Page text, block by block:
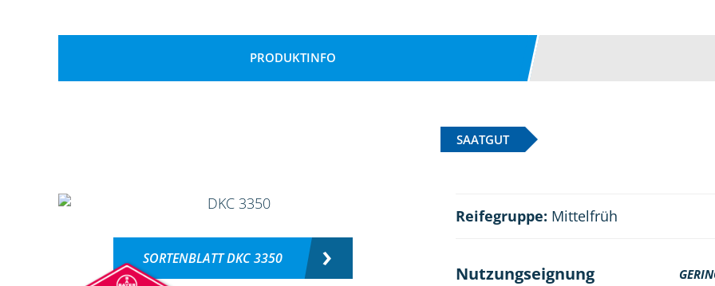
PRODUKTINFO
SAATGUT
SORTENBLATT DKC 3350
Reifegruppe: Mittelfrüh
Nutzungseignung